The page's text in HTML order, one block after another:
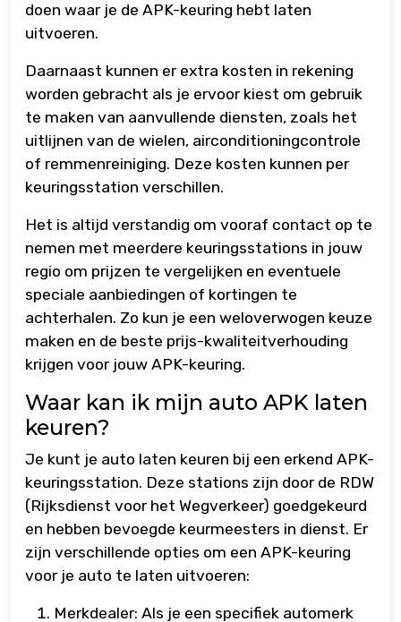
doen waar je de APK-keuring hebt laten
uitvoeren.
Daarnaast kunnen er extra kosten in rekening
worden gebracht als je ervoor kiest om gebruik
te maken van aanvullende diensten, zoals het
uitlijnen van de wielen, airconditioningcontrole
of remmenreiniging. Deze kosten kunnen per
keuringsstation verschillen.
Het is altijd verstandig om vooraf contact op te
nemen met meerdere keuringsstations in jouw
regio om prijzen te vergelijken en eventuele
speciale aanbiedingen of kortingen te
achterhalen. Zo kun je een weloverwogen keuze
maken en de beste prijs-kwaliteitverhouding
krijgen voor jouw APK-keuring.
Waar kan ik mijn auto APK laten
keuren?
Je kunt je auto laten keuren bij een erkend APK-
keuringsstation. Deze stations zijn door de RDW
(Rijksdienst voor het Wegverkeer) goedgekeurd
en hebben bevoegde keurmeesters in dienst. Er
zijn verschillende opties om een APK-keuring
voor je auto te laten uitvoeren:
Merkdealer: Als je een specifiek automerk